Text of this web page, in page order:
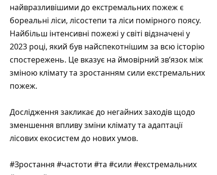
найвразливішими до екстремальних пожеж є
бореальні ліси, лісостепи та ліси помірного поясу.
Найбільш інтенсивні пожежі у світі відзначені у
2023 році, який був найспекотнішим за всю історію
спостережень. Це вказує на ймовірний зв’язок між
зміною клімату та зростанням сили екстремальних
пожеж.
Дослідження закликає до негайних заходів щодо
зменшення впливу зміни клімату та адаптації
лісових екосистем до нових умов.
#Зростання #частоти #та #сили #екстремальних